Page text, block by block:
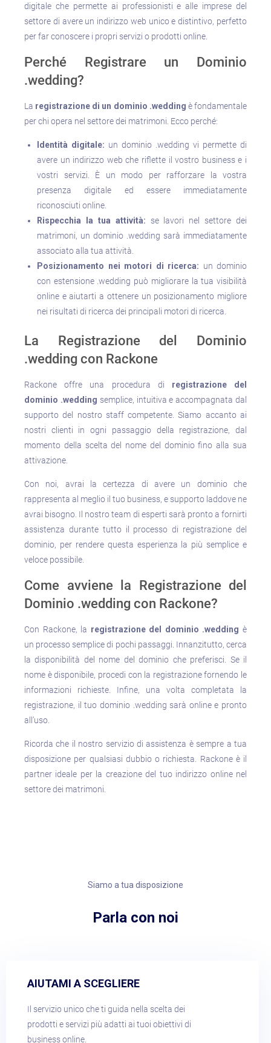
digitale che permette ai professionisti e alle imprese del
settore di avere un indirizzo web unico e distintivo, perfetto
per far conoscere i propri servizi o prodotti online.
Perché Registrare un Dominio
.wedding?
La registrazione di un dominio .wedding è fondamentale
per chi opera nel settore dei matrimoni. Ecco perché:
Identità digitale: un dominio .wedding vi permette di
avere un indirizzo web che riflette il vostro business e i
vostri servizi. È un modo per rafforzare la vostra
presenza digitale ed essere immediatamente
riconosciuti online.
Rispecchia la tua attività: se lavori nel settore dei
matrimoni, un dominio .wedding sarà immediatamente
associato alla tua attività.
Posizionamento nei motori di ricerca: un dominio
con estensione .wedding può migliorare la tua visibilità
online e aiutarti a ottenere un posizionamento migliore
nei risultati di ricerca dei principali motori di ricerca.
La Registrazione del Dominio
.wedding con Rackone
Rackone offre una procedura di registrazione del
dominio .wedding semplice, intuitiva e accompagnata dal
supporto del nostro staff competente. Siamo accanto ai
nostri clienti in ogni passaggio della registrazione, dal
momento della scelta del nome del dominio fino alla sua
attivazione.
Con noi, avrai la certezza di avere un dominio che
rappresenta al meglio il tuo business, e supporto laddove ne
avrai bisogno. Il nostro team di esperti sarà pronto a fornirti
assistenza durante tutto il processo di registrazione del
dominio, per rendere questa esperienza la più semplice e
veloce possibile.
Come avviene la Registrazione del
Dominio .wedding con Rackone?
Con Rackone, la registrazione del dominio .wedding è
un processo semplice di pochi passaggi. Innanzitutto, cerca
la disponibilità del nome del dominio che preferisci. Se il
nome è disponibile, procedi con la registrazione fornendo le
informazioni richieste. Infine, una volta completata la
registrazione, il tuo dominio .wedding sarà online e pronto
all’uso.
Ricorda che il nostro servizio di assistenza è sempre a tua
disposizione per qualsiasi dubbio o richiesta. Rackone è il
partner ideale per la creazione del tuo indirizzo online nel
settore dei matrimoni.
Siamo a tua disposizione
Parla con noi​
AIUTAMI A SCEGLIERE​
Il servizio unico che ti guida nella scelta dei
prodotti e servizi più adatti ai tuoi obiettivi di
business online.